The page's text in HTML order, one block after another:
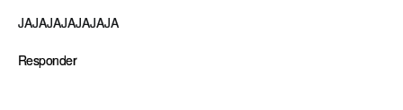
JAJAJAJAJAJAJA
Responder